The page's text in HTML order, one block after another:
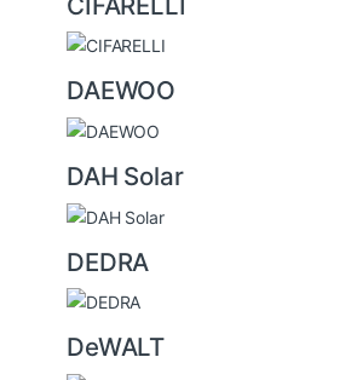
DAEWOO
DAH Solar
DEDRA
DeWALT